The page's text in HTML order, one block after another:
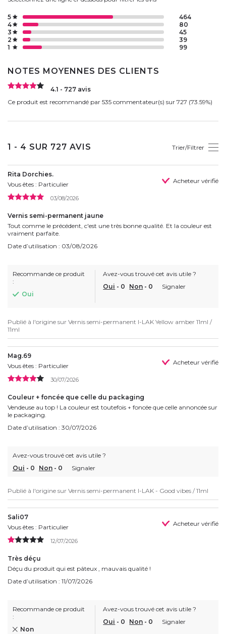
1 99
2 39
3 45
4 80
5 464
NOTES MOYENNES DES CLIENTS
4.1 - 727 avis
Ce produit est recommandé par 535 commentateur(s) sur 727 (73.59%)
1 - 4 SUR 727 AVIS Trier/Filtrer
Rita Dorchies.
Vous êtes : Particulier
Acheteur vérifié
03/08/2026
Vernis semi-permanent jaune
Tout comme le précédent, c'est une très bonne qualité. Et la couleur est
vraiment parfaite.
Date d’utilisation : 03/08/2026
Recommande ce produit
:
Oui
Avez-vous trouvé cet avis utile ?
Oui - 0 Non - 0 Signaler
Publié à l'origine sur Vernis semi-permanent I-LAK Yellow amber 11ml /
11ml
Mag.69
Vous êtes : Particulier
Acheteur vérifié
30/07/2026
Couleur + foncée que celle du packaging
Vendeuse au top ! La couleur est toutefois + foncée que celle annoncée sur
le packaging.
Date d’utilisation : 30/07/2026
Avez-vous trouvé cet avis utile ?
Oui - 0 Non - 0 Signaler
Publié à l'origine sur Vernis semi-permanent I-LAK - Good vibes / 11ml
Sali07
Vous êtes : Particulier
Acheteur vérifié
12/07/2026
Très déçu
Déçu du produit qui est pâteux , mauvais qualité !
Date d’utilisation : 11/07/2026
Recommande ce produit
:
Non
Avez-vous trouvé cet avis utile ?
Oui - 0 Non - 0 Signaler